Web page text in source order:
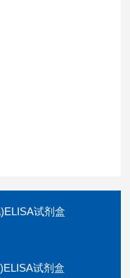
试剂盒
试剂盒